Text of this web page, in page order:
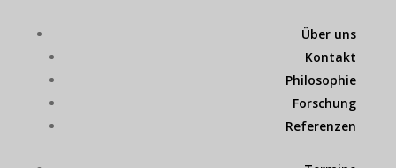
Über uns
Kontakt
Philosophie
Forschung
Referenzen